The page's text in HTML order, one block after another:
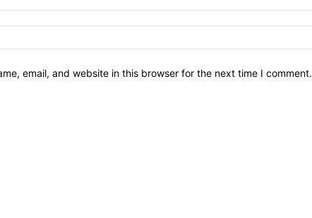
email, and website in this browser for the next time I comment.